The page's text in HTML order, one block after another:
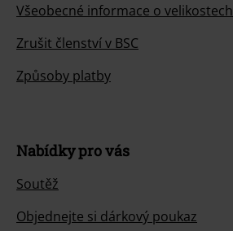
Všeobecné informace o velikostech
Zrušit členství v BSC
Způsoby platby
Nabídky pro vás
Soutěž
Objednejte si dárkový poukaz